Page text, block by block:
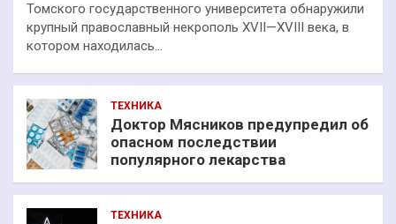
Томского государственного университета обнаружили
крупный православный некрополь XVII—XVIII века, в
котором находилась…
ТЕХНИКА
Доктор Мясников предупредил об
опасном последствии
популярного лекарства
ТЕХНИКА